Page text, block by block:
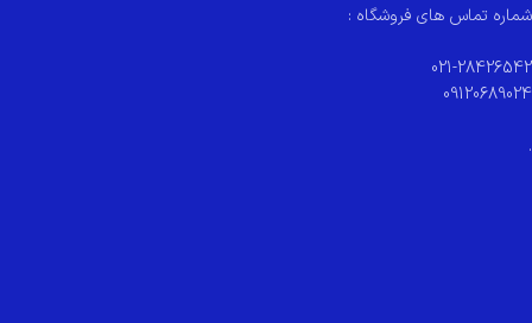
شماره تماس های فروشگاه :
021-28426542
09120689024
.